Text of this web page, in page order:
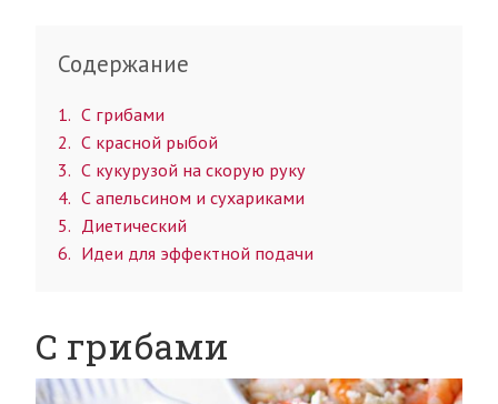
Содержание
1
С грибами
2
С красной рыбой
3
С кукурузой на скорую руку
4 С апельсином и сухариками
5
Диетический
6
Идеи для эффектной подачи
С грибами